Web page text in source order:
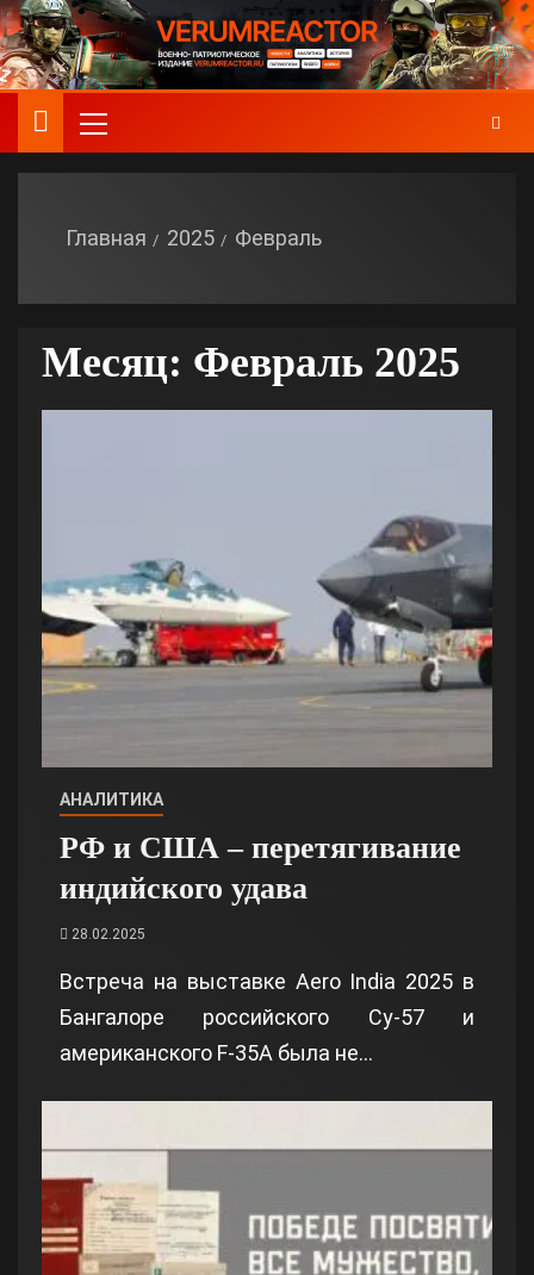
Главная 2025 Февраль
Месяц: Февраль 2025
АНАЛИТИКА
РФ и США – перетягивание
индийского удава
28.02.2025
Встреча на выставке Aero India 2025 в
Бангалоре российского Су-57 и
американского F-35A была не…